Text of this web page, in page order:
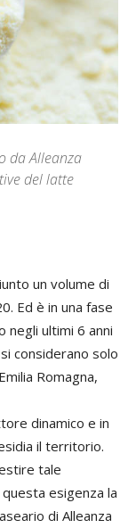
da Alleanza
del latte
un volume di
Ed è in una fase
negli ultimi 6 anni
considerano solo
Romagna,
dinamico e in
il territorio.
tale
esigenza la
di Alleanza